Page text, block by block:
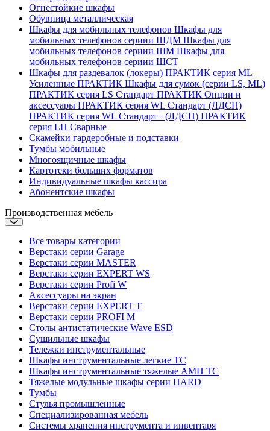
Огнестойкие шкафы
Обувница металлическая
Шкафы для мобильных телефонов Шкафы для
мобильных телефонов сериии ШДМ Шкафы для
мобильных телефонов сериии ШМ Шкафы для
мобильных телефонов сериии ШСТ
Шкафы для раздевалок (локеры) ПРАКТИК серия ML
Усиленные ПРАКТИК Шкафы для сумок (серии LS, ML)
ПРАКТИК cерия LS Стандарт ПРАКТИК Опции и
аксессуары ПРАКТИК серия WL Стандарт (ЛДСП)
ПРАКТИК серия WL Стандарт+ (ЛДСП) ПРАКТИК
серия LH Сварные
Скамейки гардеробные и подставки
Тумбы мобильные
Многоящичные шкафы
Картотеки больших форматов
Индивидуальные шкафы кассира
Абонентские шкафы
Производственная мебель
Все товары категории
Верстаки серии Garage
Верстаки серии MASTER
Верстаки серии EXPERT WS
Верстаки серии Profi W
Аксессуары на экран
Верстаки серии EXPERT T
Верстаки серии PROFI M
Столы антистатические Wave ESD
Cушильные шкафы
Тележки инструментальные
Шкафы инструментальные легкие ТС
Шкафы инструментальные тяжелые AMH TC
Тяжелые модульные шкафы серии HARD
Тумбы
Стулья промышленные
Cпециализированная мебель
Системы хранения инструмента и инвентаря